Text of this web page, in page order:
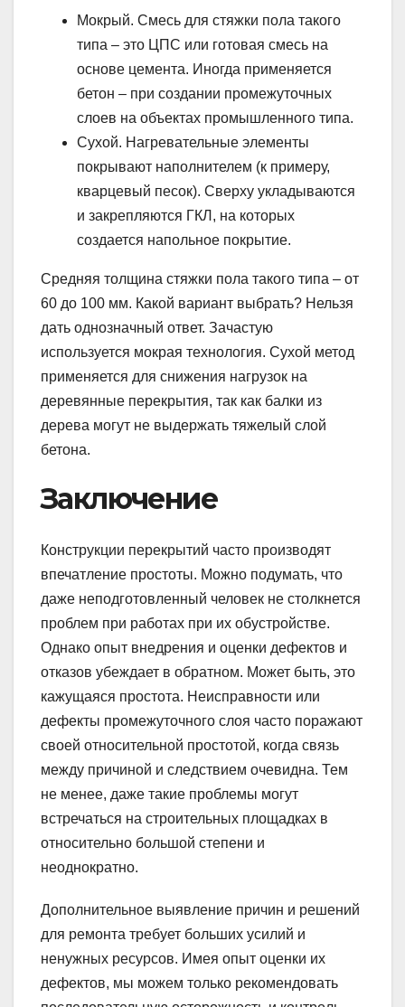
Мокрый. Смесь для стяжки пола такого
типа – это ЦПС или готовая смесь на
основе цемента. Иногда применяется
бетон – при создании промежуточных
слоев на объектах промышленного типа.
Сухой. Нагревательные элементы
покрывают наполнителем (к примеру,
кварцевый песок). Сверху укладываются
и закрепляются ГКЛ, на которых
создается напольное покрытие.
Средняя толщина стяжки пола такого типа – от
60 до 100 мм. Какой вариант выбрать? Нельзя
дать однозначный ответ. Зачастую
используется мокрая технология. Сухой метод
применяется для снижения нагрузок на
деревянные перекрытия, так как балки из
дерева могут не выдержать тяжелый слой
бетона.
Заключение
Конструкции перекрытий часто производят
впечатление простоты. Можно подумать, что
даже неподготовленный человек не столкнется
проблем при работах при их обустройстве.
Однако опыт внедрения и оценки дефектов и
отказов убеждает в обратном. Может быть, это
кажущаяся простота. Неисправности или
дефекты промежуточного слоя часто поражают
своей относительной простотой, когда связь
между причиной и следствием очевидна. Тем
не менее, даже такие проблемы могут
встречаться на строительных площадках в
относительно большой степени и
неоднократно.
Дополнительное выявление причин и решений
для ремонта требует больших усилий и
ненужных ресурсов. Имея опыт оценки их
дефектов, мы можем только рекомендовать